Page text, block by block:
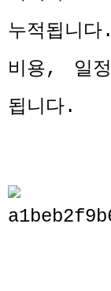
누적됩니다
비용, 일정
됩니다.